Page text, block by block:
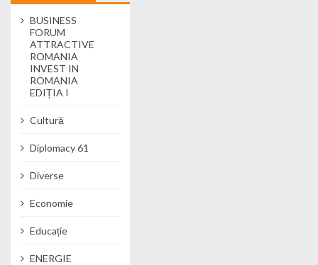
BUSINESS
FORUM
ATTRACTIVE
ROMANIA
INVEST IN
ROMANIA
EDIȚIA I
Cultură
Diplomacy 61
Diverse
Economie
Educație
ENERGIE